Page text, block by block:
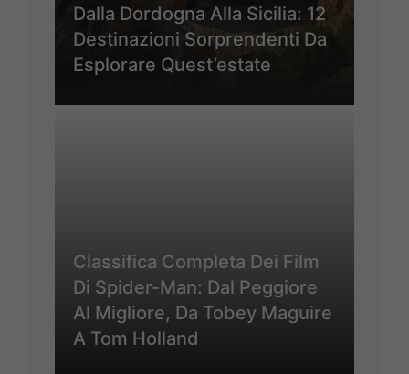
Dalla Dordogna Alla Sicilia: 12
Destinazioni Sorprendenti Da
Esplorare Quest’estate
Classifica Completa Dei Film
Di Spider-Man: Dal Peggiore
Al Migliore, Da Tobey Maguire
A Tom Holland